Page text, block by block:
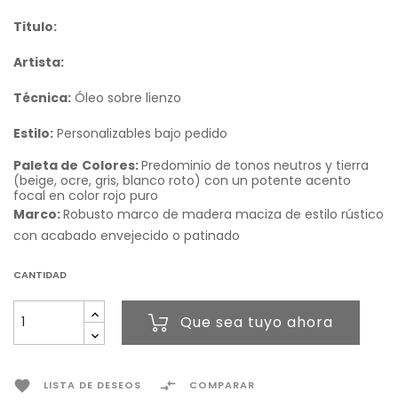
Titulo:
Artista:
Técnica: Óleo sobre lienzo
Estilo: Personalizables bajo pedido
Paleta de Colores:Predominio de tonos neutros y tierra
(beige, ocre, gris, blanco roto) con un potente acento
focal en color rojo puro
Marco:Robusto marco de madera maciza de estilo rústico
con acabado envejecido o patinado
CANTIDAD
Que sea tuyo ahora
 LISTA DE DESEOS  COMPARAR